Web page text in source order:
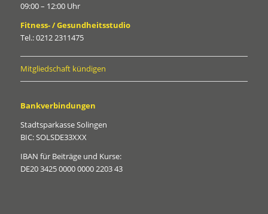
09:00 – 12:00 Uhr
Fitness- / Gesundheitsstudio
Tel.: 0212 2311475
Mitgliedschaft kündigen
Bankverbindungen
Stadtsparkasse Solingen
BIC: SOLSDE33XXX
IBAN für Beiträge und Kurse:
DE20 3425 0000 0000 2203 43